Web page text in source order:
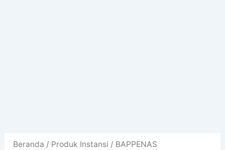
Beranda / Produk Instansi / BAPPENAS